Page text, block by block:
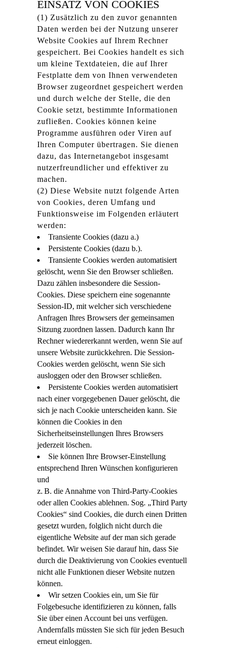
EINSATZ VON COOKIES
(1) Zusätzlich zu den zuvor genannten
Daten werden bei der Nutzung unserer
Website Cookies auf Ihrem Rechner
gespeichert. Bei Cookies handelt es sich
um kleine Textdateien, die auf Ihrer
Festplatte dem von Ihnen verwendeten
Browser zugeordnet gespeichert werden
und durch welche der Stelle, die den
Cookie setzt, bestimmte Informationen
zufließen. Cookies können keine
Programme ausführen oder Viren auf
Ihren Computer übertragen. Sie dienen
dazu, das Internetangebot insgesamt
nutzerfreundlicher und effektiver zu
machen.
(2) Diese Website nutzt folgende Arten
von Cookies, deren Umfang und
Funktionsweise im Folgenden erläutert
werden:
Transiente Cookies (dazu a.)
Persistente Cookies (dazu b.).
Transiente Cookies werden automatisiert
gelöscht, wenn Sie den Browser schließen.
Dazu zählen insbesondere die Session-
Cookies. Diese speichern eine sogenannte
Session-ID, mit welcher sich verschiedene
Anfragen Ihres Browsers der gemeinsamen
Sitzung zuordnen lassen. Dadurch kann Ihr
Rechner wiedererkannt werden, wenn Sie auf
unsere Website zurückkehren. Die Session-
Cookies werden gelöscht, wenn Sie sich
ausloggen oder den Browser schließen.
Persistente Cookies werden automatisiert
nach einer vorgegebenen Dauer gelöscht, die
sich je nach Cookie unterscheiden kann. Sie
können die Cookies in den
Sicherheitseinstellungen Ihres Browsers
jederzeit löschen.
Sie können Ihre Browser-Einstellung
entsprechend Ihren Wünschen konfigurieren
und
z. B. die Annahme von Third-Party-Cookies
oder allen Cookies ablehnen. Sog. „Third Party
Cookies“ sind Cookies, die durch einen Dritten
gesetzt wurden, folglich nicht durch die
eigentliche Website auf der man sich gerade
befindet. Wir weisen Sie darauf hin, dass Sie
durch die Deaktivierung von Cookies eventuell
nicht alle Funktionen dieser Website nutzen
können.
Wir setzen Cookies ein, um Sie für
Folgebesuche identifizieren zu können, falls
Sie über einen Account bei uns verfügen.
Andernfalls müssten Sie sich für jeden Besuch
erneut einloggen.